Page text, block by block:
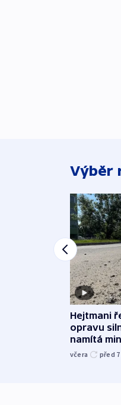
Výběr
Hejtmani
opravu
namítá
včera před 7